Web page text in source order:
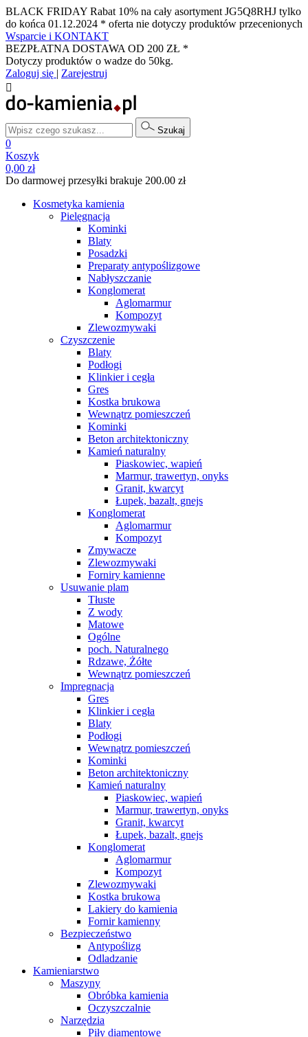
BLACK FRIDAY Rabat 10% na cały asortyment JG5Q8RHJ tylko
do końca 01.12.2024 * oferta nie dotyczy produktów przecenionych
Wsparcie i KONTAKT
BEZPŁATNA DOSTAWA OD 200 ZŁ *
Dotyczy produktów o wadze do 50kg.
Zaloguj się | Zarejestruj

Szukaj
0
Koszyk
0,00 zł
Do darmowej przesyłki brakuje 200.00 zł
Kosmetyka kamienia
Pielęgnacja
Kominki
Blaty
Posadzki
Preparaty antypoślizgowe
Nabłyszczanie
Konglomerat
Aglomarmur
Kompozyt
Zlewozmywaki
Czyszczenie
Blaty
Podłogi
Klinkier i cegła
Gres
Kostka brukowa
Wewnątrz pomieszczeń
Kominki
Beton architektoniczny
Kamień naturalny
Piaskowiec, wapień
Marmur, trawertyn, onyks
Granit, kwarcyt
Łupek, bazalt, gnejs
Konglomerat
Aglomarmur
Kompozyt
Zmywacze
Zlewozmywaki
Forniry kamienne
Usuwanie plam
Tłuste
Z wody
Matowe
Ogólne
poch. Naturalnego
Rdzawe, Żółte
Wewnątrz pomieszczeń
Impregnacja
Gres
Klinkier i cegła
Blaty
Podłogi
Wewnątrz pomieszczeń
Kominki
Beton architektoniczny
Kamień naturalny
Piaskowiec, wapień
Marmur, trawertyn, onyks
Granit, kwarcyt
Łupek, bazalt, gnejs
Konglomerat
Aglomarmur
Kompozyt
Zlewozmywaki
Kostka brukowa
Lakiery do kamienia
Fornir kamienny
Bezpieczeństwo
Antypoślizg
Odladzanie
Kamieniarstwo
Maszyny
Obróbka kamienia
Oczyszczalnie
Narzędzia
Piły diamentowe